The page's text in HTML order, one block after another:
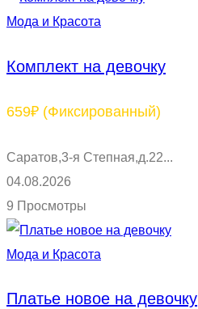
Мода и Красота
Комплект на девочку
659₽ (Фиксированный)
Саратов,3-я Степная,д.22...
04.08.2026
9 Просмотры
Мода и Красота
Платье новое на девочку